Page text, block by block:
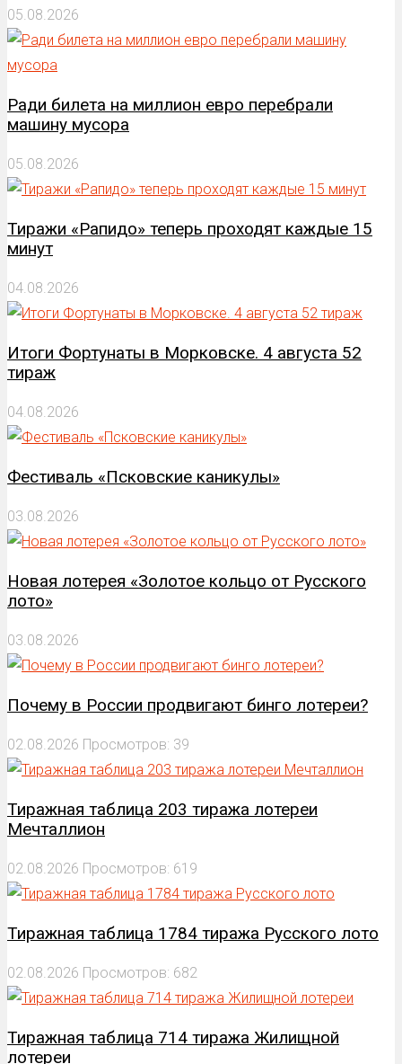
05.08.2026
Ради билета на миллион евро перебрали
машину мусора
05.08.2026
Тиражи «Рапидо» теперь проходят каждые 15
минут
04.08.2026
Итоги Фортунаты в Морковске. 4 августа 52
тираж
04.08.2026
Фестиваль «Псковские каникулы»
03.08.2026
Новая лотерея «Золотое кольцо от Русского
лото»
03.08.2026
Почему в России продвигают бинго лотереи?
02.08.2026 Просмотров: 39
Тиражная таблица 203 тиража лотереи
Мечталлион
02.08.2026 Просмотров: 619
Тиражная таблица 1784 тиража Русского лото
02.08.2026 Просмотров: 682
Тиражная таблица 714 тиража Жилищной
лотереи